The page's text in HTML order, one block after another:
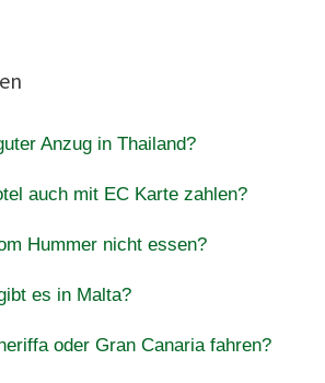
Anzug in Thailand?
auch mit EC Karte zahlen?
Hummer nicht essen?
es in Malta?
oder Gran Canaria fahren?